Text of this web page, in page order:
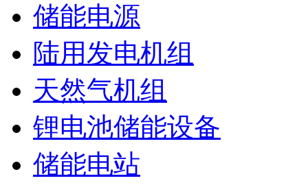
储能电源
陆用发电机组
天然气机组
锂电池储能设备
储能电站